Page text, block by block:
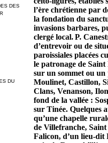
DES
DU
l’ère chrétienne par
la fondation du
invasions barbares,
clergé local. P.
d’entrevoir ou de
paroissiales placées
le patronage de Saint
sur un sommet ou
Moulinet, Castillon,
Clans, Venanson,
fond de la vallée :
sur Tinée. Quelques
qu’une chapelle
de Villefranche,
Falicon, d’un lieu-dit